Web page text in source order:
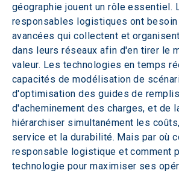
géographie jouent un rôle essentiel.
responsables logistiques ont
avancées qui collectent et
dans leurs réseaux afin d'en tirer le
valeur. Les technologies en temps
capacités de modélisation de
d'optimisation des guides de
d'acheminement des charges, et de
hiérarchiser simultanément les
service et la durabilité. Mais par où
responsable logistique et comment
technologie pour maximiser ses